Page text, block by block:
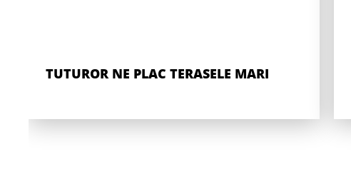
TUTUROR NE PLAC TERASELE MARI